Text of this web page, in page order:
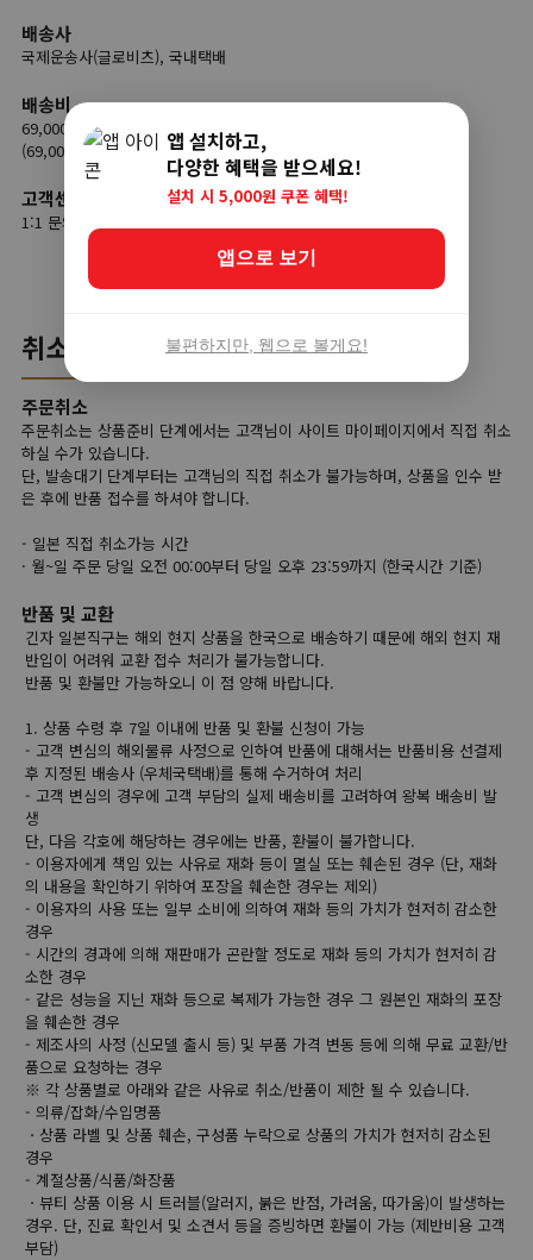
배송사
국제운송사(글로비츠), 국내택배
배송비
69,000원 이상 무료배송
(69,000원 미만 결제 시, 9,900원 배송료 부담)
고객센터
1:1 문의 (평일 9시 ~ 18시 / 점심시간 12시 ~ 13시)
취소/반품
주문취소
주문취소는 상품준비 단계에서는 고객님이 사이트 마이페이지에서 직접 취소
하실 수가 있습니다.
단, 발송대기 단계부터는 고객님의 직접 취소가 불가능하며, 상품을 인수 받
은 후에 반품 접수를 하셔야 합니다.
- 일본 직접 취소가능 시간
· 월~일 주문 당일 오전 00:00부터 당일 오후 23:59까지 (한국시간 기준)
반품 및 교환
긴자 일본직구는 해외 현지 상품을 한국으로 배송하기 때문에 해외 현지 재
반입이 어려워 교환 접수 처리가 불가능합니다.
반품 및 환불만 가능하오니 이 점 양해 바랍니다.
1. 상품 수령 후 7일 이내에 반품 및 환불 신청이 가능
- 고객 변심의 해외물류 사정으로 인하여 반품에 대해서는 반품비용 선결제
후 지정된 배송사 (우체국택배)를 통해 수거하여 처리
- 고객 변심의 경우에 고객 부담의 실제 배송비를 고려하여 왕복 배송비 발
생
단, 다음 각호에 해당하는 경우에는 반품, 환불이 불가합니다.
- 이용자에게 책임 있는 사유로 재화 등이 멸실 또는 훼손된 경우 (단, 재화
의 내용을 확인하기 위하여 포장을 훼손한 경우는 제외)
- 이용자의 사용 또는 일부 소비에 의하여 재화 등의 가치가 현저히 감소한
경우
- 시간의 경과에 의해 재판매가 곤란할 정도로 재화 등의 가치가 현저히 감
소한 경우
- 같은 성능을 지닌 재화 등으로 복제가 가능한 경우 그 원본인 재화의 포장
을 훼손한 경우
- 제조사의 사정 (신모델 출시 등) 및 부품 가격 변동 등에 의해 무료 교환/반
품으로 요청하는 경우
※ 각 상품별로 아래와 같은 사유로 취소/반품이 제한 될 수 있습니다.
- 의류/잡화/수입명품
ㆍ상품 라벨 및 상품 훼손, 구성품 누락으로 상품의 가치가 현저히 감소된
경우
- 계절상품/식품/화장품
ㆍ뷰티 상품 이용 시 트러블(알러지, 붉은 반점, 가려움, 따가움)이 발생하는
경우. 단, 진료 확인서 및 소견서 등을 증빙하면 환불이 가능 (제반비용 고객
부담)
앱 설치하고,
다양한 혜택을 받으세요!
설치 시 5,000원 쿠폰 혜택!
앱으로 보기
불편하지만, 웹으로 볼게요!